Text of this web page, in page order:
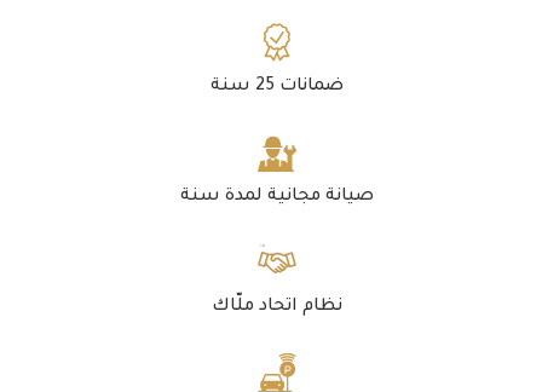
ضمانات 25 سنة
صيانة مجانية لمدة سنة
نظام اتحاد ملّاك